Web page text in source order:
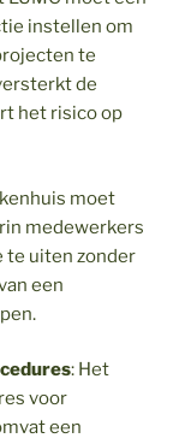
instellen om
te
de
het risico op
moet
medewerkers
te uiten zonder
een
: Het
voor
een